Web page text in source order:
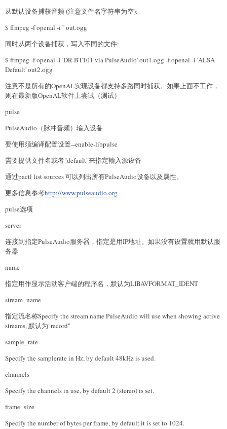
从默认设备捕获音频 (注意文件名字符串为空):
$ ffmpeg -f openal -i '' out.ogg
同时从两个设备捕获，写入不同的文件:
$ ffmpeg -f openal -i 'DR-BT101 via PulseAudio' out1.ogg -f openal -i 'ALSA
Default' out2.ogg
注意不是所有的OpenAL实现设备都支持多路同时捕获。如果上面不工作，
则在最新版OpenAL软件上尝试（测试）
pulse
PulseAudio（脉冲音频）输入设备
要使用须编译配置设置--enable-libpulse
需要提供文件名或者"default"来指定输入源设备
通过pactl list sources 可以列出所有PulseAudio设备以及属性。
更多信息参考http://www.pulseaudio.org
pulse选项
server
连接到指定PulseAudio服务器，指定是用IP地址。如果没有设置就用默认服
务器
name
指定用作显示活动客户端的程序名，默认为LIBAVFORMAT_IDENT
stream_name
指定流名称Specify the stream name PulseAudio will use when showing active
streams, 默认为"record"
sample_rate
Specify the samplerate in Hz, by default 48kHz is used.
channels
Specify the channels in use, by default 2 (stereo) is set.
frame_size
Specify the number of bytes per frame, by default it is set to 1024.